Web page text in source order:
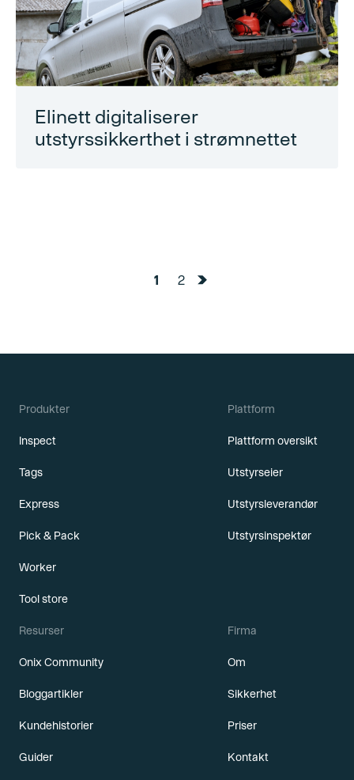
Elinett digitaliserer
utstyrssikkerthet i strømnettet
1 2
Produkter
Inspect
Tags
Express
Pick & Pack
Worker
Tool store
Plattform
Plattform oversikt
Utstyrseier
Utstyrsleverandør
Utstyrsinspektør
Resurser
Onix Community
Bloggartikler
Kundehistorier
Guider
Firma
Om
Sikkerhet
Priser
Kontakt